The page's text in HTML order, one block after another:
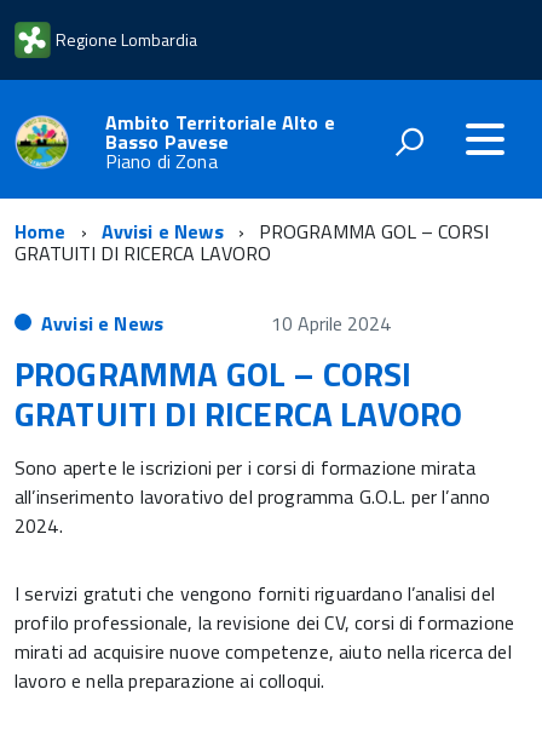
Regione Lombardia
Ambito Territoriale Alto e
Basso Pavese
Piano di Zona
Home Avvisi e News PROGRAMMA GOL – CORSI
GRATUITI DI RICERCA LAVORO
Avvisi e News 10 Aprile 2024
PROGRAMMA GOL – CORSI
GRATUITI DI RICERCA LAVORO
Sono aperte le iscrizioni per i corsi di formazione mirata
all’inserimento lavorativo del programma G.O.L. per l’anno
2024.
I servizi gratuti che vengono forniti riguardano l’analisi del
profilo professionale, la revisione dei CV, corsi di formazione
mirati ad acquisire nuove competenze, aiuto nella ricerca del
lavoro e nella preparazione ai colloqui.